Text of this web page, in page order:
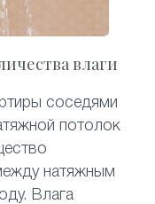
влаги
соседями
потолок
натяжным
Влага